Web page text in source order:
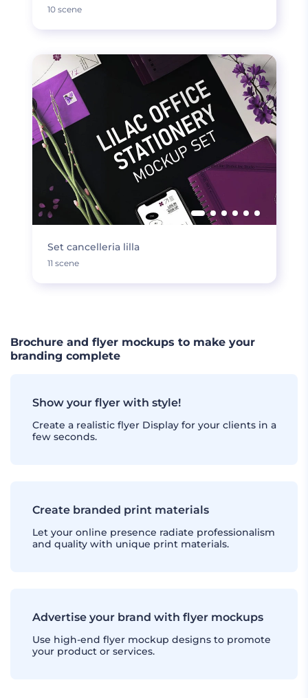
10 scene
Set cancelleria lilla
11 scene
Brochure and flyer mockups to make your
branding complete
Show your flyer with style!
Create a realistic flyer Display for your clients in a
few seconds.
Create branded print materials
Let your online presence radiate professionalism
and quality with unique print materials.
Advertise your brand with flyer mockups
Use high-end flyer mockup designs to promote
your product or services.